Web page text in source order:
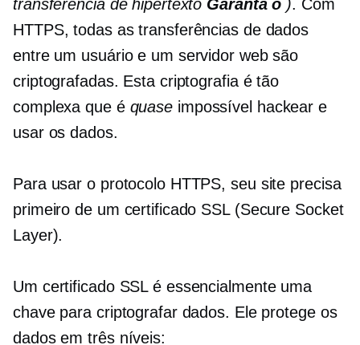
transferência de hipertexto Garanta o ). Com
HTTPS, todas as transferências de dados
entre um usuário e um servidor web são
criptografadas. Esta criptografia é tão
complexa que é quase impossível hackear e
usar os dados.
Para usar o protocolo HTTPS, seu site precisa
primeiro de um certificado SSL (Secure Socket
Layer).
Um certificado SSL é essencialmente uma
chave para criptografar dados. Ele protege os
dados em três níveis: